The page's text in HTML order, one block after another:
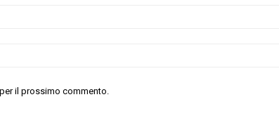
il prossimo commento.